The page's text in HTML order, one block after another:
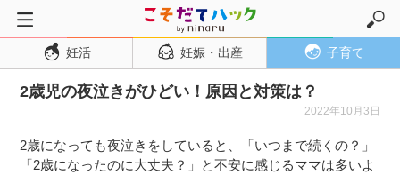
トップページ
妊活
妊娠超初期
妊活 妊娠・出産 子育て
2歳児の夜泣きがひどい！原因と対策は？
2022年10月3日
2歳になっても夜泣きをしていると、「いつまで続くの？」
「2歳になったのに大丈夫？」と不安に感じるママは多いよ